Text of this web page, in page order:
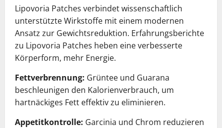
Lipovoria Patches verbindet wissenschaftlich
unterstützte Wirkstoffe mit einem modernen
Ansatz zur Gewichtsreduktion. Erfahrungsberichte
zu Lipovoria Patches heben eine verbesserte
Körperform, mehr Energie.
Fettverbrennung: Grüntee und Guarana
beschleunigen den Kalorienverbrauch, um
hartnäckiges Fett effektiv zu eliminieren.
Appetitkontrolle: Garcinia und Chrom reduzieren